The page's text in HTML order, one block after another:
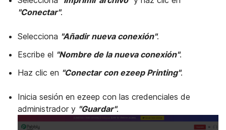
"Conectar".
Selecciona "Añadir nueva conexión".
Escribe el "Nombre de la nueva conexión".
Haz clic en "Conectar con ezeep Printing".
Inicia sesión en ezeep con las credenciales de
administrador y "Guardar".